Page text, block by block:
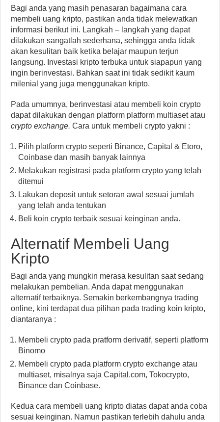
Bagi anda yang masih penasaran bagaimana cara
membeli uang kripto, pastikan anda tidak melewatkan
informasi berikut ini. Langkah – langkah yang dapat
dilakukan sangatlah sederhana, sehingga anda tidak
akan kesulitan baik ketika belajar maupun terjun
langsung. Investasi kripto terbuka untuk siapapun yang
ingin berinvestasi. Bahkan saat ini tidak sedikit kaum
milenial yang juga menggunakan kripto.
Pada umumnya, berinvestasi atau membeli koin crypto
dapat dilakukan dengan platform platform multiaset atau
crypto exchange.Cara untuk membeli crypto yakni :
Pilih platform crypto seperti Binance, Capital & Etoro,
Coinbase dan masih banyak lainnya
Melakukan registrasi pada platform crypto yang telah
ditemui
Lakukan deposit untuk setoran awal sesuai jumlah
yang telah anda tentukan
Beli koin crypto terbaik sesuai keinginan anda.
Alternatif Membeli Uang
Kripto
Bagi anda yang mungkin merasa kesulitan saat sedang
melakukan pembelian. Anda dapat menggunakan
alternatif terbaiknya. Semakin berkembangnya trading
online, kini terdapat dua pilihan pada trading koin kripto,
diantaranya :
Membeli crypto pada pratform derivatif, seperti platform
Binomo
Membeli crypto pada platform crypto exchange atau
multiaset, misalnya saja Capital.com, Tokocrypto,
Binance dan Coinbase.
Kedua cara membeli uang kripto diatas dapat anda coba
sesuai keinginan. Namun pastikan terlebih dahulu anda